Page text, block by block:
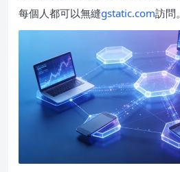
每個人都可以無縫gstatic.com訪問。